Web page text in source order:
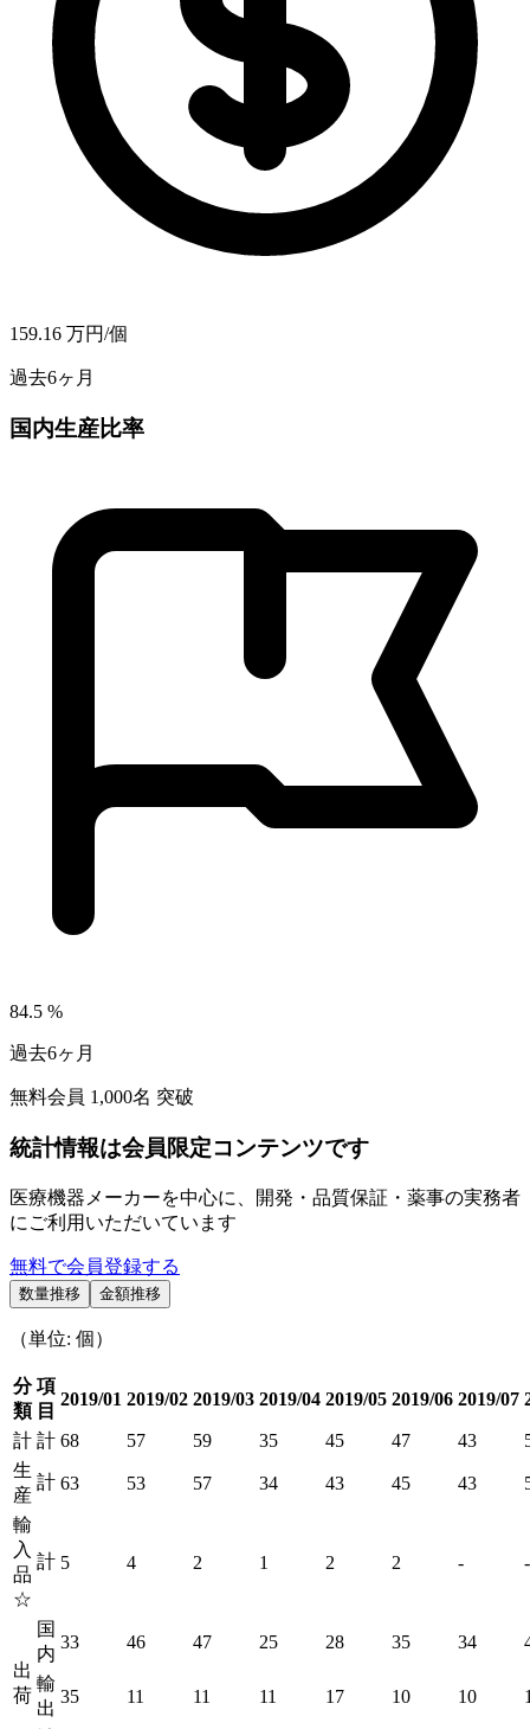
159.16 万円/個
過去6ヶ月
国内生産比率
84.5 %
過去6ヶ月
無料会員 1,000名 突破
統計情報は会員限定コンテンツです
医療機器メーカーを中心に、開発・品質保証・薬事の実務者
にご利用いただいています
無料で会員登録する
数量推移 金額推移
（単位: 個）
分
類
項
目
2019/01 2019/02 2019/03 2019/04 2019/05 2019/06 2019/07
計 計 68 57 59 35 45 47 43
生
産
計 63 53 57 34 43 45 43
輸
入
品
☆
計 5 4 2 1 2 2 - -
出
荷
国
内
33 46 47 25 28 35 34
輸
出
35 11 11 11 17 10 10